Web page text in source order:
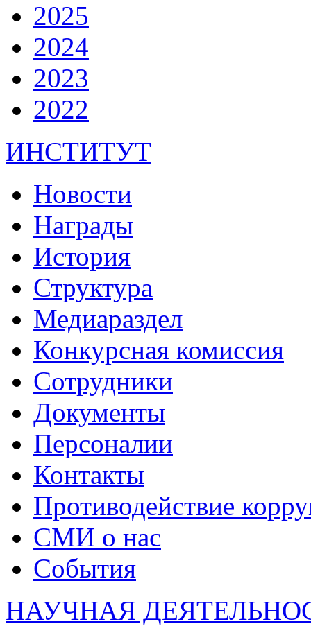
2025
2024
2023
2022
ИНСТИТУТ
Новости
Награды
История
Структура
Медиараздел
Конкурсная комиссия
Сотрудники
Документы
Персоналии
Контакты
Противодействие
СМИ о нас
События
НАУЧНАЯ